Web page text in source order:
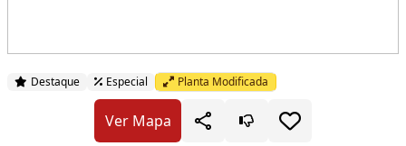
Destaque Especial Planta Modificada
Ver Mapa